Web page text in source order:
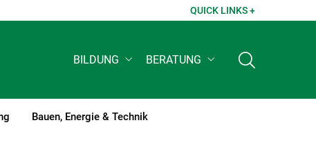
QUICK LINKS +
BILDUNG BERATUNG
Bauen, Energie & Technik